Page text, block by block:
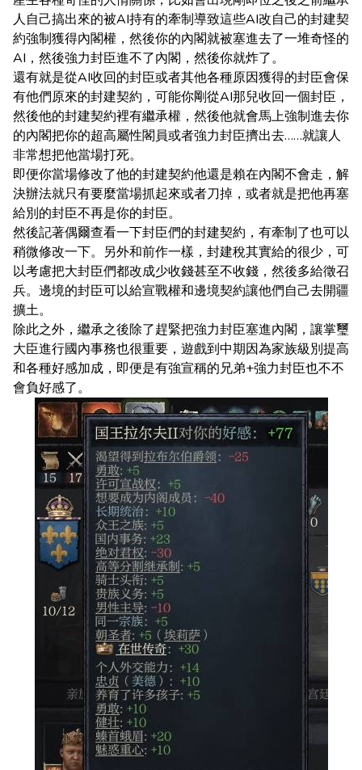
人自己搞出來的被AI持有的牽制導致這些AI改自己的封建契
約強制獲得內閣權，然後你的內閣就被塞進去了一堆奇怪的
AI，然後強力封臣進不了內閣，然後你就炸了。
還有就是從AI收回的封臣或者其他各種原因獲得的封臣會保
有他們原來的封建契約，可能你剛從AI那兒收回一個封臣，
然後他的封建契約裡有繼承權，然後他就會馬上強制進去你
的內閣把你的超高屬性閣員或者強力封臣擠出去……就讓人
非常想把他當場打死。
即便你當場修改了他的封建契約他還是賴在內閣不會走，解
決辦法就只有要麼當場抓起來或者刀掉，或者就是把他再塞
給別的封臣不再是你的封臣。
然後記著偶爾查看一下封臣們的封建契約，有牽制了也可以
稍微修改一下。另外和前作一樣，封建稅其實給的很少，可
以考慮把大封臣們都改成少收錢甚至不收錢，然後多給徵召
兵。邊境的封臣可以給宣戰權和邊境契約讓他們自己去開疆
擴土。
除此之外，繼承之後除了趕緊把強力封臣塞進內閣，讓掌璽
大臣進行國內事務也很重要，遊戲到中期因為家族級別提高
和各種好感加成，即便是有強宣稱的兄弟+強力封臣也不不
會負好感了。